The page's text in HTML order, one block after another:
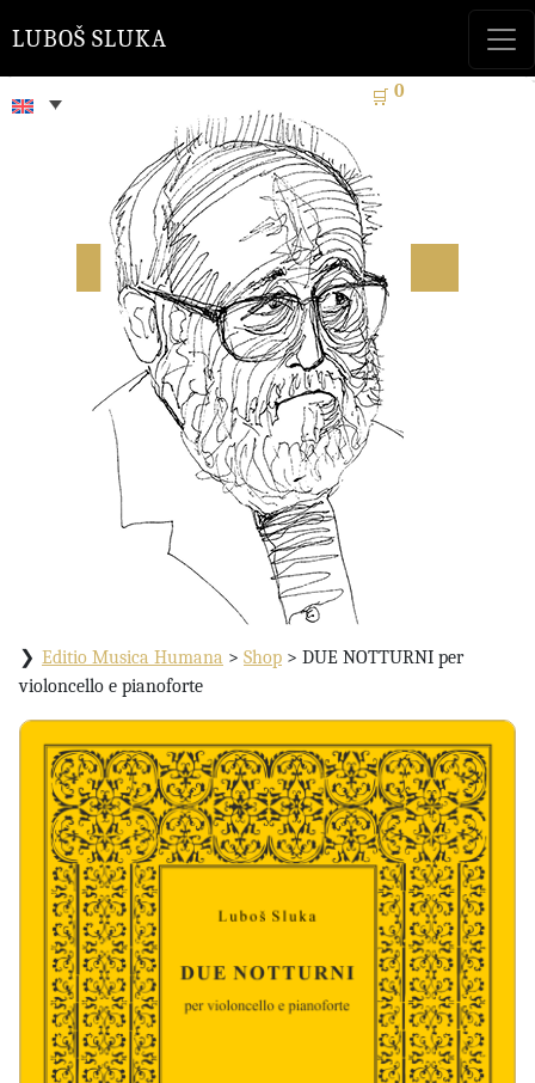
🛒 0
LUBOŠ SLUKA
Editio Musica Humana > Shop > DUE NOTTURNI per
violoncello e pianoforte